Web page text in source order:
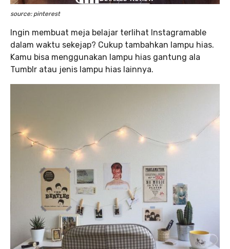
source: pinterest
Ingin membuat meja belajar terlihat Instagramable
dalam waktu sekejap? Cukup tambahkan lampu hias.
Kamu bisa menggunakan lampu hias gantung ala
Tumblr atau jenis lampu hias lainnya.